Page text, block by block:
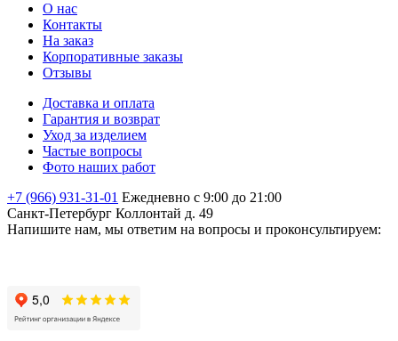
О нас
Контакты
На заказ
Корпоративные заказы
Отзывы
Доставка и оплата
Гарантия и возврат
Уход за изделием
Частые вопросы
Фото наших работ
+7 (966) 931-31-01 Ежедневно с 9:00 до 21:00
Санкт-Петербург Коллонтай д. 49
Напишите нам, мы ответим на вопросы и проконсультируем: